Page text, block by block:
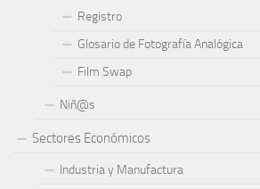
Registro
Glosario de Fotografía Analógica
Film Swap
Niñ@s
Sectores Económicos
Industria y Manufactura